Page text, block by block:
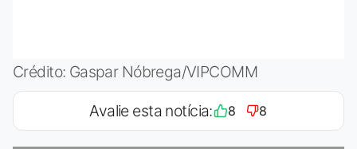
Crédito: Gaspar Nóbrega/VIPCOMM
Avalie esta notícia: 8 8